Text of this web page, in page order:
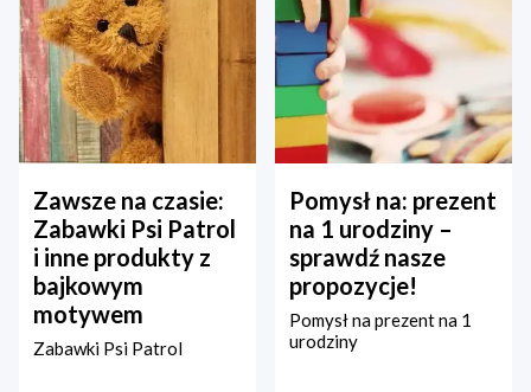
Zawsze na czasie:
Zabawki Psi Patrol
i inne produkty z
bajkowym
motywem
Zabawki Psi Patrol
Pomysł na: prezent
na 1 urodziny –
sprawdź nasze
propozycje!
Pomysł na prezent na 1
urodziny